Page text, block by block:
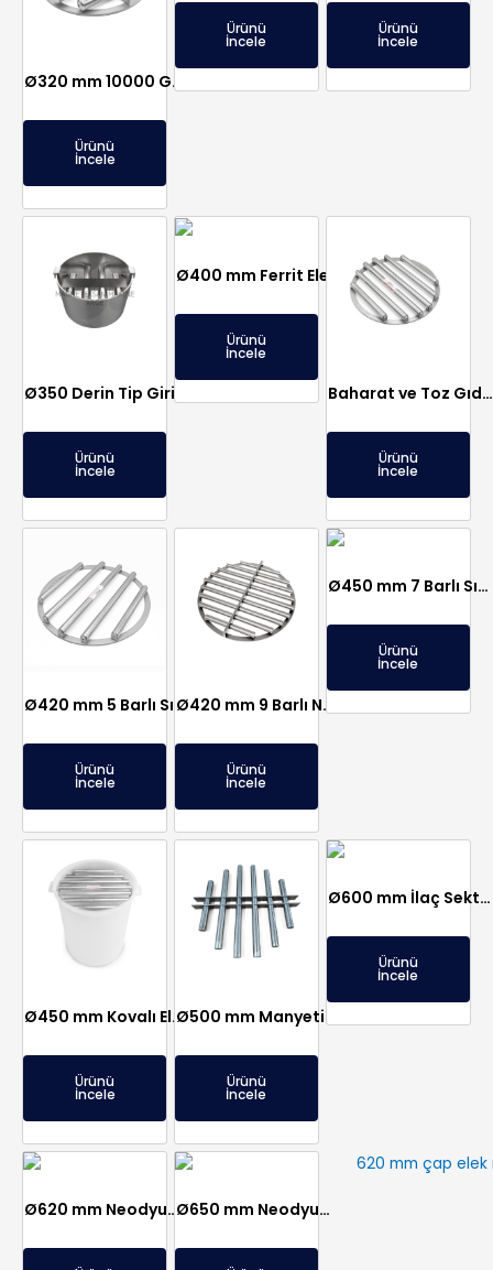
Ø320 mm 10000 Gauss Neodyum Elek Mıknatıs – Paslanmaz, Gıda-Plastik-Hammadde Sektörlerine Uygun
Ürünü
İncele
Ürünü
İncele
Ürünü
İncele
Ürünü
İncele
Ürünü
İncele
Baharat ve Toz Gıda Hatları için Ø400 Neodyum Elek (Izgara) Mıknatıs – Hijyenik Paslanmaz
Ürünü
İncele
Ø420 mm 5 Barlı Sızdırmaz Elek Mıknatıs – Geniş Aralıklı Ceviz Hattı İçin Özel Üretim
Ürünü
İncele
Ø420 mm 9 Barlı Neodimyum Mıknatıslı Manyetik Elek – Şeker Fabrikasına Özel Üretim
Ürünü
İncele
Ø450 mm 7 Barlı Sızdırmaz Elek Mıknatıs
Ürünü
İncele
Ø450 mm Kovalı Elek Mıknatıs – Şeker, Tuz, Un Fabrikalarına
Ürünü
İncele
Ürünü
İncele
Ø600 mm İlaç Sektörüne Özel Vibro Elek Mıknatısı
Ürünü
İncele
Ø620 mm Neodyum Elek Mıknatıs Ø650 mm Neodyum Elek Mıknatıs